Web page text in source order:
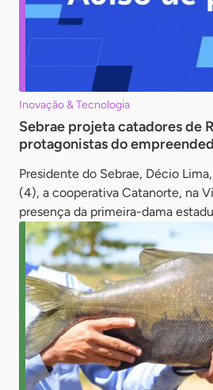
Inovação & Tecnologia
Sebrae projeta catadores de
protagonistas do
Presidente do Sebrae, Décio
(4), a cooperativa Catanorte, na
presença da primeira-dama